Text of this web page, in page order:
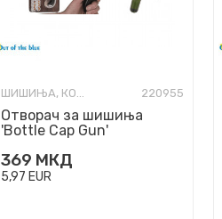
ШИШИЊА, КОЛБИ И ОТВАРАЧИ 220955
Отворач за шишиња
'Bottle Cap Gun'
369 МКД
5,97 EUR